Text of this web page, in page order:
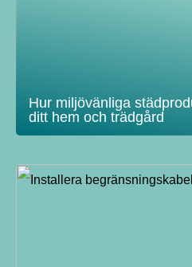
Hur miljövänliga
ditt hem och trädgård